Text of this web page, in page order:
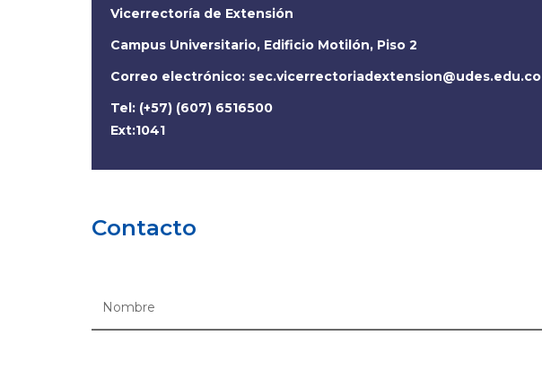
Vicerrectoría de Extensión
Campus Universitario, Edificio Motilón, Piso 2
Correo electrónico: sec.vicerrectoriadextension@udes.edu.co
Tel: (+57) (607) 6516500
Ext:1041
Contacto